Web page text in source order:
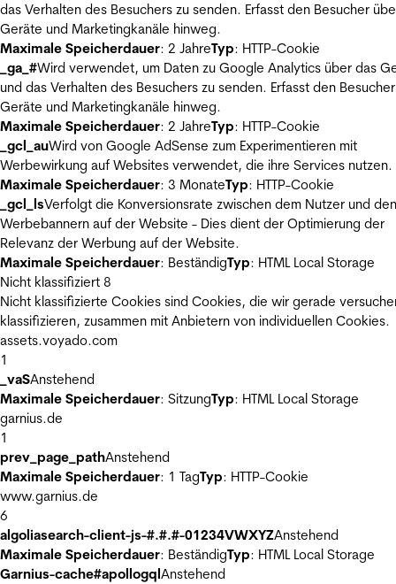
das Verhalten des Besuchers zu senden. Erfasst den Besucher
Geräte und Marketingkanäle hinweg.
Maximale Speicherdauer: 2 JahreTyp: HTTP-Cookie
_ga_#Wird verwendet, um Daten zu Google Analytics über das
und das Verhalten des Besuchers zu senden. Erfasst den
Geräte und Marketingkanäle hinweg.
Maximale Speicherdauer: 2 JahreTyp: HTTP-Cookie
_gcl_auWird von Google AdSense zum Experimentieren mit
Werbewirkung auf Websites verwendet, die ihre Services nutzen.
Maximale Speicherdauer: 3 MonateTyp: HTTP-Cookie
_gcl_lsVerfolgt die Konversionsrate zwischen dem Nutzer und den
Werbebannern auf der Website - Dies dient der Optimierung der
Relevanz der Werbung auf der Website.
Maximale Speicherdauer: BeständigTyp: HTML Local Storage
Nicht klassifiziert 8
Nicht klassifizierte Cookies sind Cookies, die wir gerade
klassifizieren, zusammen mit Anbietern von individuellen Cookies.
assets.voyado.com
1
_vaSAnstehend
Maximale Speicherdauer: SitzungTyp: HTML Local Storage
garnius.de
1
prev_page_pathAnstehend
Maximale Speicherdauer: 1 TagTyp: HTTP-Cookie
www.garnius.de
6
algoliasearch-client-js-#.#.#-01234VWXYZAnstehend
Maximale Speicherdauer: BeständigTyp: HTML Local Storage
Garnius-cache#apollogqlAnstehend